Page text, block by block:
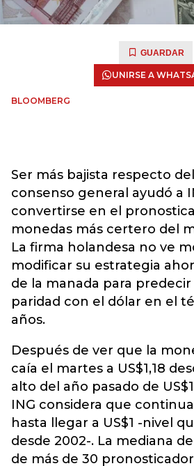
GUARDAR
UNIRSE A
BLOOMBERG
Ser más bajista respecto
consenso general ayudó a
convertirse en el
monedas más certero del
La firma holandesa no ve
modificar su estrategia
de la manada para predecir
paridad con el dólar en el
años.
Después de ver que la
caía el martes a US$1,18
alto del año pasado de
ING considera que
hasta llegar a US$1 -nivel
desde 2002-. La mediana
de más de 30